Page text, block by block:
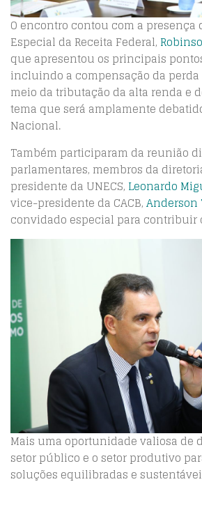
O encontro contou com a presença
Especial da Receita Federal,
que apresentou os principais
incluindo a compensação da
meio da tributação da alta renda e
tema que será amplamente
Nacional.
Também participaram da reunião
parlamentares, membros da
presidente da UNECS, Leonardo
vice-presidente da CACB,Anderson
convidado especial para contribuir
Mais uma oportunidade valiosa de
setor público e o setor produtivo
soluções equilibradas e